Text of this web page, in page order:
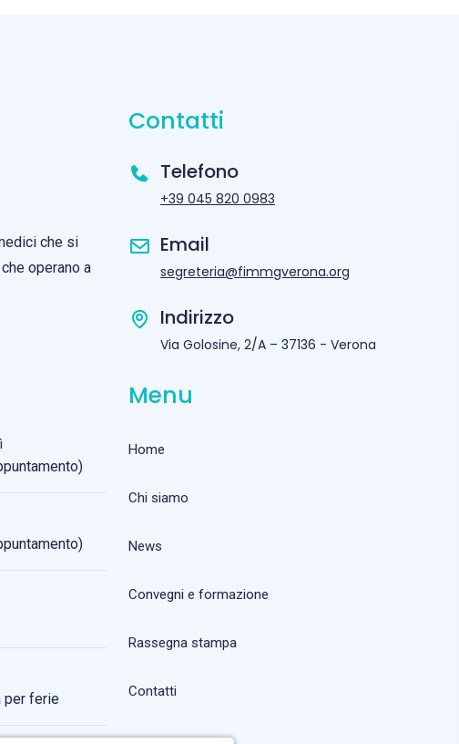
che si
operano a
per ferie
Contatti
Telefono
+39 045 820 0983
Email
segreteria@fimmgverona.org
Indirizzo
Via Golosine, 2/A – 37136 - Verona
Menu
Home
Chi siamo
News
Convegni e formazione
Rassegna stampa
Contatti